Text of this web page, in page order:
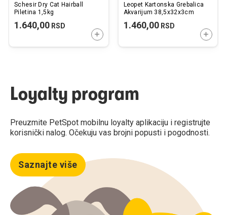
Schesir Dry Cat Hairball
Piletina 1,5kg
1.640,00 RSD
DODAJTE U KORPU
Leopet Kartonska Grebalica
Akvarijum 38,5x32x3cm
1.460,00RSD
Loyalty program
Preuzmite PetSpot mobilnu loyalty aplikaciju i registrujte
korisnički nalog. Očekuju vas brojni popusti i pogodnosti.
Saznajte više